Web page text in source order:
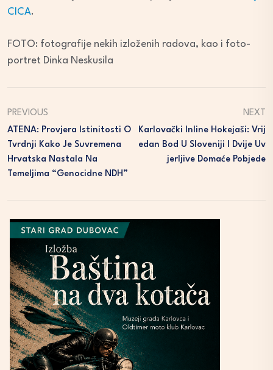
CICA.
FOTO: fotografije nekih izloženih radova, kao i foto-
portret Dinka Neskusila
PREVIOUS
ATENA: Provjera Istinitosti O
Tvrdnji Kako Je Suvremena
Hrvatska Nastala Na
Temeljima “genocidne NDH”
NEXT
Karlovački Inline Hokejaši: Vrij
Edan Bod U Sloveniji I Dvije Uv
Jerljive Domaće Pobjede